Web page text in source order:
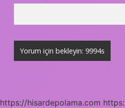
https://hisardepolama.com